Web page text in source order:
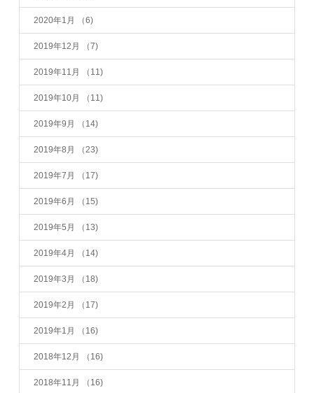
2020年1月 （6)
2019年12月 （7)
2019年11月 （11)
2019年10月 （11)
2019年9月 （14)
2019年8月 （23)
2019年7月 （17)
2019年6月 （15)
2019年5月 （13)
2019年4月 （14)
2019年3月 （18)
2019年2月 （17)
2019年1月 （16)
2018年12月 （16)
2018年11月 （16)